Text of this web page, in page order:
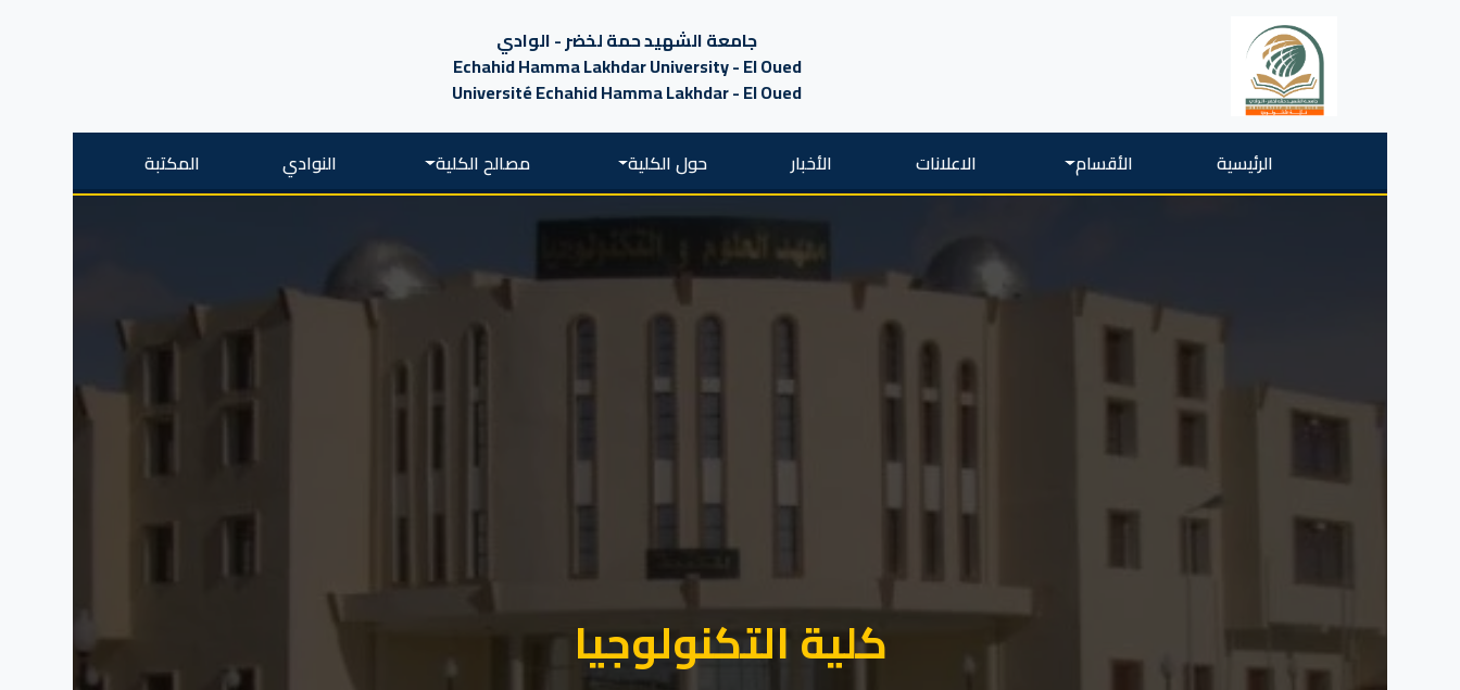
جامعة الشهيد حمة لخضر - الوادي
Echahid Hamma Lakhdar University - El Oued
Université Echahid Hamma Lakhdar - El Oued
الرئيسية الأقسام الاعلانات الأخبار حول الكلية مصالح الكلية النوادي المكتبة
كلية التكنولوجيا